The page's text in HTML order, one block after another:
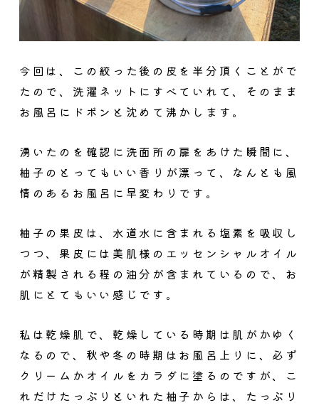
今回は、この絞った後の皮を半分頂くことがで
たので、洗濯ネットにすべていれて、そのまま
お風呂にドボンと沈めて沸かします。
湧いたのを確認に洗面所の扉をあけた瞬間に、
柚子のとってもいい香りが漂って、なんとも風
情のあるお風呂に早変わりです。
柚子の果皮は、 水道水に含まれる塩素を吸収し
つつ、果皮には美肌様のエッセンシャルオイル
が精製される程の油分が含まれているので、お
肌にとてもいい感じ です。
私は乾燥肌で、乾燥している時期は肌がかゆく
なるので、秋や冬の時期はお風呂上りに、必ず
クリームかオイルをカラダに塗るのですが、こ
れだけたっぷりといれた柚子からは、たっぷり